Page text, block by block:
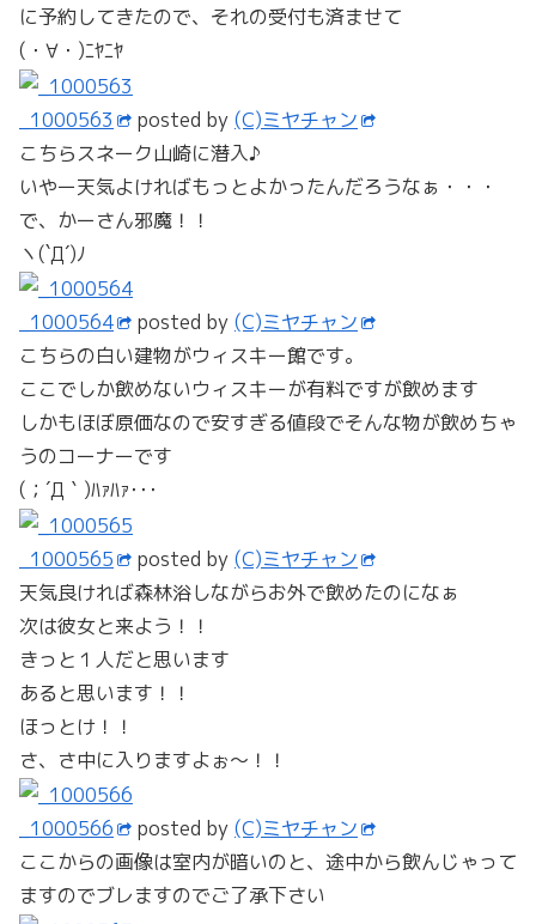
に予約してきたので、それの受付も済ませて
(・∀・)ﾆﾔﾆﾔ
_1000563 posted by (C)ミヤチャン
こちらスネーク山崎に潜入♪
いやー天気よければもっとよかったんだろうなぁ・・・
で、かーさん邪魔！！
ヽ(`Д´)ﾉ
_1000564 posted by (C)ミヤチャン
こちらの白い建物がウィスキー館です。
ここでしか飲めないウィスキーが有料ですが飲めます
しかもほぼ原価なので安すぎる値段でそんな物が飲めちゃ
うのコーナーです
(；´Д｀)ﾊｧﾊｧ･･･
_1000565 posted by (C)ミヤチャン
天気良ければ森林浴しながらお外で飲めたのになぁ
次は彼女と来よう！！
きっと１人だと思います
あると思います！！
ほっとけ！！
さ、さ中に入りますよぉ～！！
_1000566 posted by (C)ミヤチャン
ここからの画像は室内が暗いのと、途中から飲んじゃって
ますのでブレますのでご了承下さい